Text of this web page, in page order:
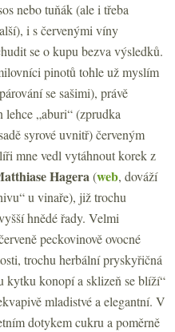
nebo tuňák (ale i třeba
i s červenými víny
se o kupu bezva výsledků.
pinotů tohle už myslím
se sašimi), právě
„aburi“ (zprudka
syrové uvnitř) červeným
mne vedl vytáhnout korek z
Hagera(web, dováží
u vinaře), již trochu
hnědé řady. Velmi
peckovinově ovocné
trochu herbální pryskyřičná
kytku konopí a sklizeň se blíží“
mladistvé a elegantní. V
dotykem cukru a poměrně